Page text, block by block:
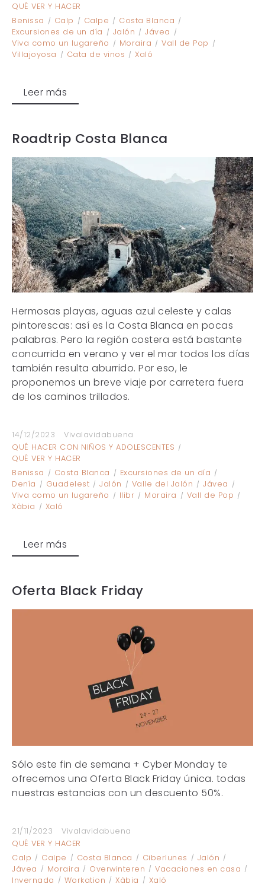
QUÉ VER Y HACER
Benissa
Calp Calpe
Costa Blanca
Excursiones de un día
Jalón
Jávea
Viva como un lugareño
Moraira
Vall de Pop
Villajoyosa
Cata de vinos Xaló
Leer más
Roadtrip Costa Blanca
Hermosas playas, aguas azul celeste y calas
pintorescas: así es la Costa Blanca en pocas
palabras. Pero la región costera está bastante
concurrida en verano y ver el mar todos los días
también resulta aburrido. Por eso, le
proponemos un breve viaje por carretera fuera
de los caminos trillados.
14/12/2023
Vivalavidabuena
QUÉ HACER CON NIÑOS Y ADOLESCENTES
QUÉ VER Y HACER
Benissa
Costa Blanca
Excursiones de un día
Denía
Guadelest Jalón Valle del Jalón
Jávea
Viva como un lugareño
llibr Moraira
Vall de Pop
Xàbia
Xaló
Leer más
Oferta Black Friday
Sólo este fin de semana + Cyber Monday te
ofrecemos una Oferta Black Friday única. todas
nuestras estancias con un descuento 50%.
21/11/2023
Vivalavidabuena
QUÉ VER Y HACER
Calp
Calpe Costa Blanca Ciberlunes
Jalón
Jávea
Moraira Overwinteren
Vacaciones en casa
Invernada
Workation Xàbia Xaló